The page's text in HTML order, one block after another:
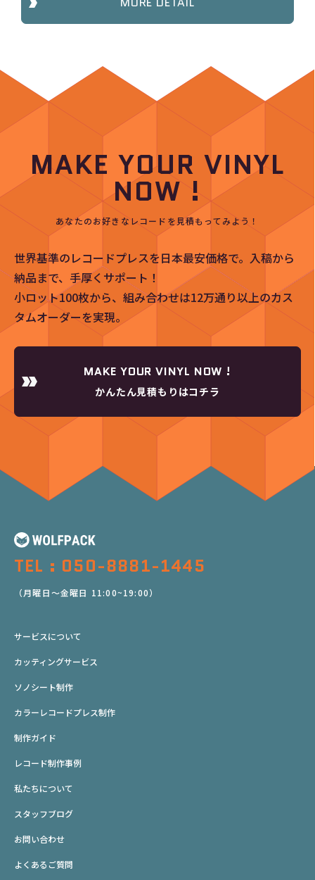
MAKE YOUR VINYL
NOW !
あなたのお好きなレコードを見積もってみよう！
世界基準のレコードプレスを日本最安価格で。入稿から
納品まで、手厚くサポート！
小ロット100枚から、組み合わせは12万通り以上のカス
タムオーダーを実現。
MAKE YOUR VINYL NOW !
かんたん見積もりはコチラ
TEL : 050-8881-1445
（月曜日～金曜日 11:00~19:00）
サービスについて
カッティングサービス
ソノシート制作
カラーレコードプレス制作
制作ガイド
レコード制作事例
私たちについて
スタッフブログ
お問い合わせ
よくあるご質問